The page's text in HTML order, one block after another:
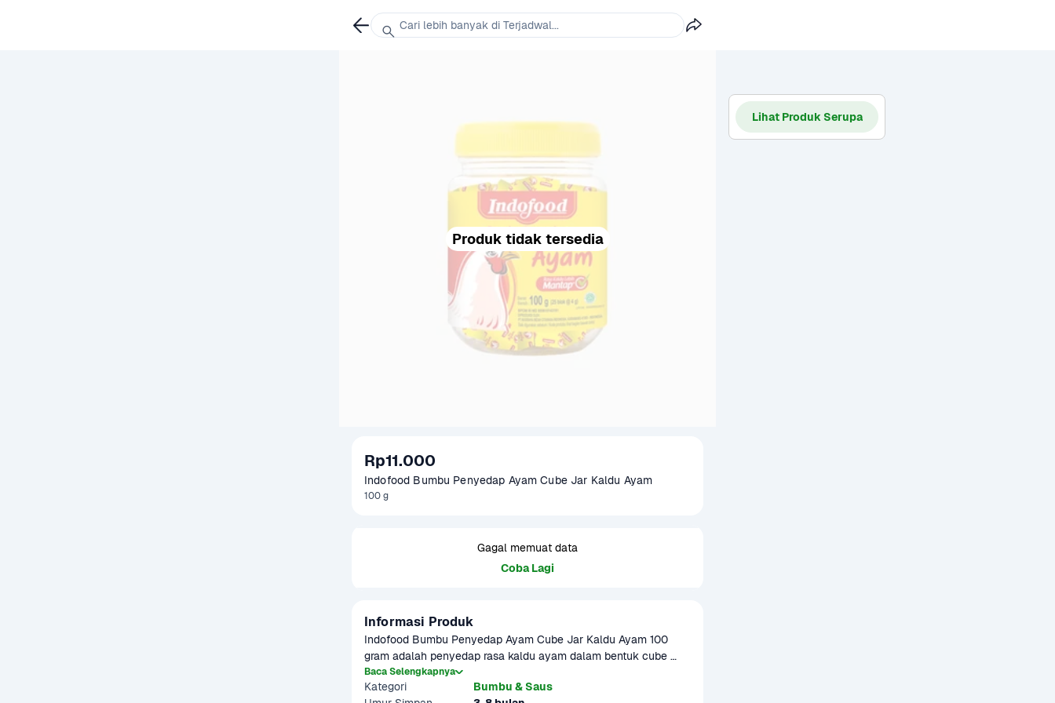
Produk tidak tersedia
Rp11.000
Indofood Bumbu Penyedap Ayam Cube Jar Kaldu Ayam
100 g
Gagal memuat data
Coba Lagi
Informasi Produk
Indofood Bumbu Penyedap Ayam Cube Jar Kaldu Ayam 100
gram adalah penyedap rasa kaldu ayam dalam bentuk cube
yang mudah digunakan untuk meningkatkan rasa masakan
ayam Anda. Dengan rasa kaldu ayam yang kuat dan gurih,
Baca Selengkapnya
Kategori
Bumbu & Saus
Lihat Produk Serupa
Cari lebih banyak di Terjadwal...